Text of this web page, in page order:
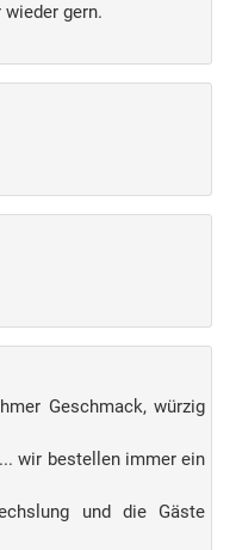
gern.
Geschmack, würzig
wir bestellen immer ein
und die Gäste